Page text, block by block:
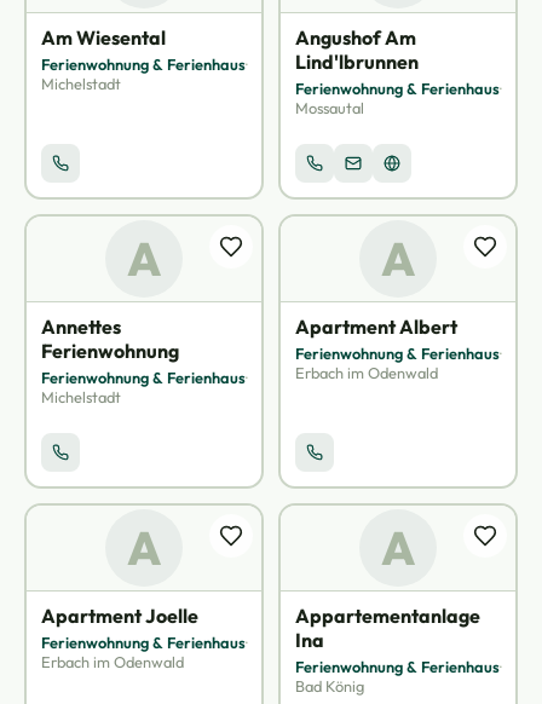
Am Wiesental
Ferienwohnung & Ferienhaus·
Michelstadt
Angushof Am
Lind'lbrunnen
Ferienwohnung & Ferienhaus·
Mossautal
A
Annettes
Ferienwohnung
Ferienwohnung & Ferienhaus·
Michelstadt
A
Apartment Albert
Ferienwohnung & Ferienhaus·
Erbach im Odenwald
A
Apartment Joelle
Ferienwohnung & Ferienhaus·
Erbach im Odenwald
A
Appartementanlage
Ina
Ferienwohnung & Ferienhaus·
Bad König